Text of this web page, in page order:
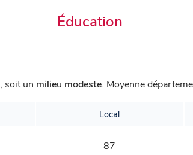
Éducation
, soit un milieu modeste. Moyenne
Local
87